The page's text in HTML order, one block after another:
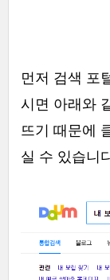
먼저 검색 포
시면 아래와
뜨기 때문에
실 수 있습니